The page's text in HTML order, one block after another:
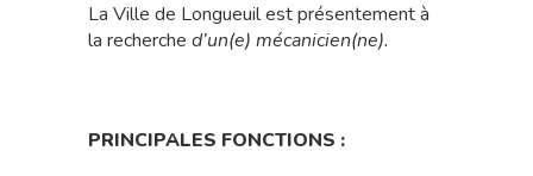
La Ville de Longueuil est présentement à
la recherche d’un(e) mécanicien(ne).
PRINCIPALES FONCTIONS :